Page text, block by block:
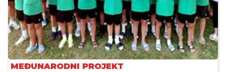
MEĐUNARODNI PROJEKT